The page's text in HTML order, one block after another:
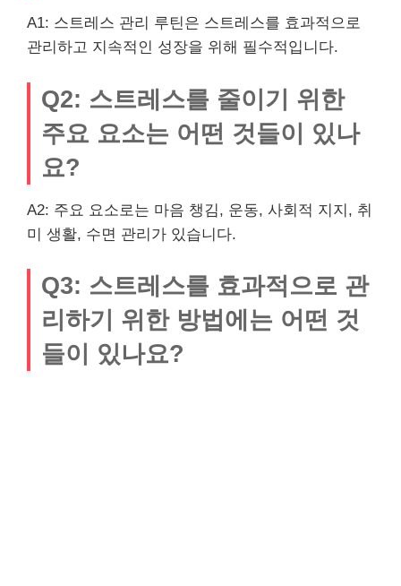
A1: 스트레스 관리 루틴은 스트레스를 효과적으로
관리하고 지속적인 성장을 위해 필수적입니다.
Q2: 스트레스를 줄이기 위한
주요 요소는 어떤 것들이 있나
요?
A2: 주요 요소로는 마음 챙김, 운동, 사회적 지지, 취
미 생활, 수면 관리가 있습니다.
Q3: 스트레스를 효과적으로 관
리하기 위한 방법에는 어떤 것
들이 있나요?